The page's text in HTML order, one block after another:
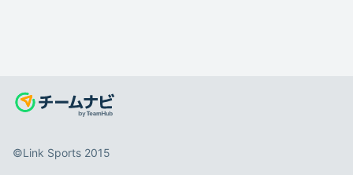
©️Link Sports 2015